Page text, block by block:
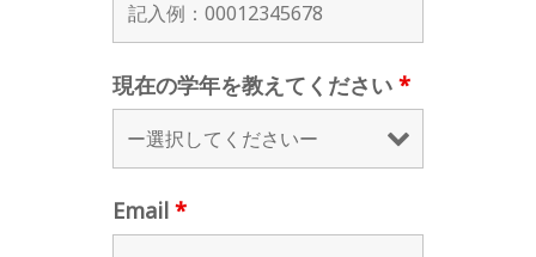
現在の学年を教えてください *
Email *